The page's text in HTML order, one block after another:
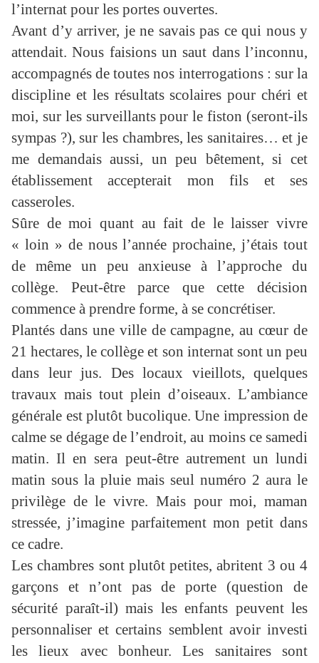
l’internat pour les portes ouvertes.
Avant d’y arriver, je ne savais pas ce qui nous y
attendait. Nous faisions un saut dans l’inconnu,
accompagnés de toutes nos interrogations : sur la
discipline et les résultats scolaires pour chéri et
moi, sur les surveillants pour le fiston (seront-ils
sympas ?), sur les chambres, les sanitaires… et je
me demandais aussi, un peu bêtement, si cet
établissement accepterait mon fils et ses
casseroles.
Sûre de moi quant au fait de le laisser vivre
« loin » de nous l’année prochaine, j’étais tout
de même un peu anxieuse à l’approche du
collège. Peut-être parce que cette décision
commence à prendre forme, à se concrétiser.
Plantés dans une ville de campagne, au cœur de
21 hectares, le collège et son internat sont un peu
dans leur jus. Des locaux vieillots, quelques
travaux mais tout plein d’oiseaux. L’ambiance
générale est plutôt bucolique. Une impression de
calme se dégage de l’endroit, au moins ce samedi
matin. Il en sera peut-être autrement un lundi
matin sous la pluie mais seul numéro 2 aura le
privilège de le vivre. Mais pour moi, maman
stressée, j’imagine parfaitement mon petit dans
ce cadre.
Les chambres sont plutôt petites, abritent 3 ou 4
garçons et n’ont pas de porte (question de
sécurité paraît-il) mais les enfants peuvent les
personnaliser et certains semblent avoir investi
les lieux avec bonheur. Les sanitaires sont